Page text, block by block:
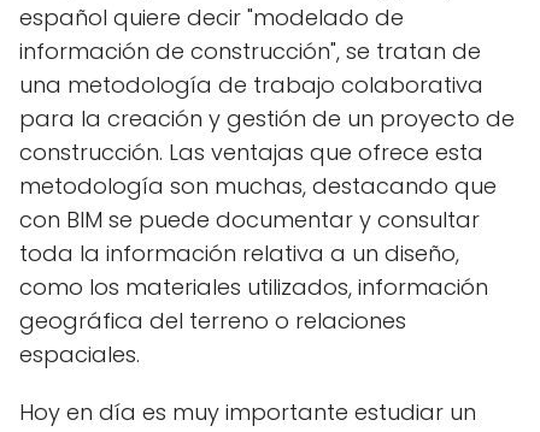
español quiere decir "modelado de
información de construcción", se tratan de
una metodología de trabajo colaborativa
para la creación y gestión de un proyecto de
construcción. Las ventajas que ofrece esta
metodología son muchas, destacando que
con BIM se puede documentar y consultar
toda la información relativa a un diseño,
como los materiales utilizados, información
geográfica del terreno o relaciones
espaciales.
Hoy en día es muy importante estudiar un